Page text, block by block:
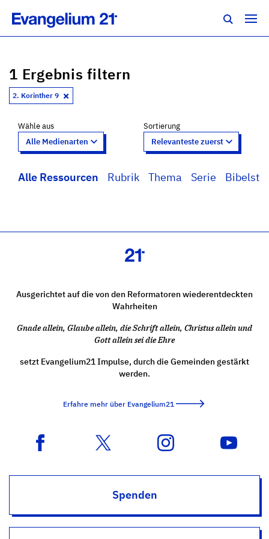
1 Ergebnis filtern
2. Korinther 9
Wähle aus
Alle Ressourcen Rubrik Thema Serie
Sortierung
Ausgerichtet auf die von den Reformatoren wiederentdeckten
Wahrheiten
Gnade allein, Glaube allein, die Schrift allein, Christus allein und
Gott allein sei die Ehre
setzt Evangelium21 Impulse, durch die Gemeinden gestärkt
werden.
Erfahre mehr über Evangelium21
Spenden